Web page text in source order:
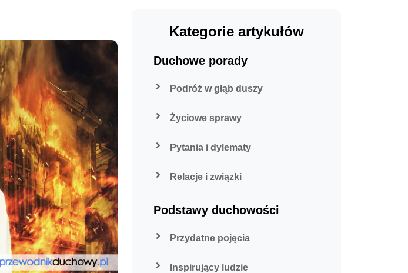
Kategorie artykułów
Duchowe porady
Podróż w głąb duszy
Życiowe sprawy
Pytania i dylematy
Relacje i związki
Podstawy duchowości
Przydatne pojęcia
Inspirujący ludzie